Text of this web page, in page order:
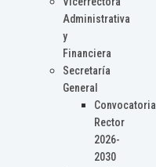
Administrativa
y
Financiera
Secretaría
General
Convocatoria
Rector
2026-
2030